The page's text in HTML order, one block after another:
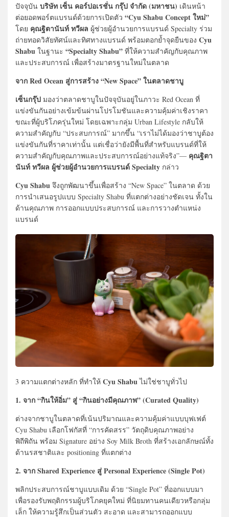
ปัจจุบัน บริษัท เซ็น คอร์ปอเรชั่น กรุ๊ป จำกัด (มหาชน) เดินหน้า
ต่อยอดพอร์ตแบรนด์ด้วยการเปิดตัว “Cyu Shabu Concept ใหม่”
โดย คุณฐิตานันท์ ทวีผล ผู้ช่วยผู้อำนวยการแบรนด์ Specialty ร่วม
ถ่ายทอดวิสัยทัศน์และทิศทางแบรนด์ พร้อมตอกย้ำจุดยืนของ Cyu
Shabu ในฐานะ “Specialty Shabu” ที่ให้ความสำคัญกับคุณภาพ
และประสบการณ์ เพื่อสร้างมาตรฐานใหม่ในตลาด
จาก Red Ocean สู่การสร้าง “New Space” ในตลาดชาบู
เซ็นกรุ๊ป มองว่าตลาดชาบูในปัจจุบันอยู่ในภาวะ Red Ocean ที่
แข่งขันกันอย่างเข้มข้นผ่านโปรโมชันและความคุ้มค่าเชิงราคา
ขณะที่ผู้บริโภครุ่นใหม่ โดยเฉพาะกลุ่ม Urban Lifestyle กลับให้
ความสำคัญกับ “ประสบการณ์” มากขึ้น “เราไม่ได้มองว่าชาบูต้อง
แข่งขันกันที่ราคาเท่านั้น แต่เชื่อว่ายังมีพื้นที่สำหรับแบรนด์ที่ให้
ความสำคัญกับคุณภาพและประสบการณ์อย่างแท้จริง”— คุณฐิตา
นันท์ ทวีผล ผู้ช่วยผู้อำนวยการแบรนด์ Specialty กล่าว
Cyu Shabu จึงถูกพัฒนาขึ้นเพื่อสร้าง “New Space” ในตลาด ด้วย
การนำเสนอรูปแบบ Specialty Shabu ที่แตกต่างอย่างชัดเจน ทั้งใน
ด้านคุณภาพ การออกแบบประสบการณ์ และการวางตำแหน่ง
แบรนด์
3 ความแตกต่างหลัก ที่ทำให้ Cyu Shabuไม่ใช่ชาบูทั่วไป
1. จาก “กินให้อิ่ม” สู่ “กินอย่างมีคุณภาพ” (Curated Quality)
ต่างจากชาบูในตลาดที่เน้นปริมาณและความคุ้มค่าแบบบุฟเฟต์
Cyu Shabu เลือกโฟกัสที่ “การคัดสรร” วัตถุดิบคุณภาพอย่าง
พิถีพิถัน พร้อม Signature อย่าง Soy Milk Broth ที่สร้างเอกลักษณ์ทั้ง
ด้านรสชาติและ positioning ที่แตกต่าง
2. จาก Shared Experience สู่ Personal Experience (Single Pot)
พลิกประสบการณ์ชาบูแบบเดิม ด้วย “Single Pot” ที่ออกแบบมา
เพื่อรองรับพฤติกรรมผู้บริโภคยุคใหม่ ที่นิยมทานคนเดียวหรือกลุ่ม
เล็ก ให้ความรู้สึกเป็นส่วนตัว สะอาด และสามารถออกแบบ